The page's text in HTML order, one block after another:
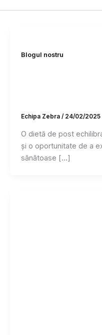
Blogul nostru
Echipa Zebra / 24/02/2025
O dietă de post
și o oportunitate de a
sănătoase […]